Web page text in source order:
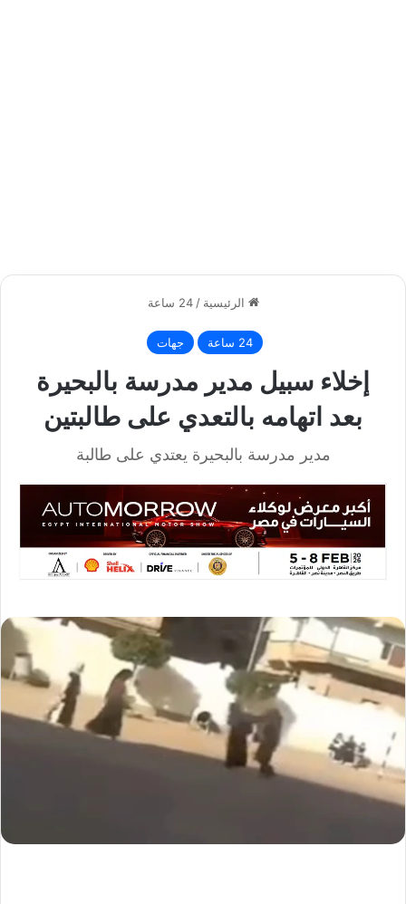
الرئيسية / 24 ساعة
24 ساعة جهات
إخلاء سبيل مدير مدرسة بالبحيرة
بعد اتهامه بالتعدي على طالبتين
مدير مدرسة بالبحيرة يعتدي على طالبة